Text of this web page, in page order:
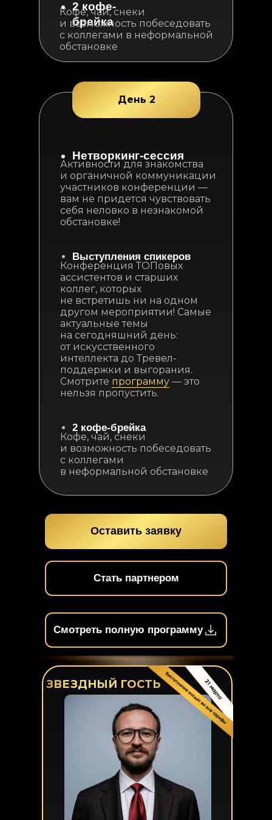
2 кофе-брейка
Выступления спикеров
2 кофе-
брейка
Кофе, чай, снеки
и возможность побеседовать
с коллегами в неформальной
обстановке
Конференция ТОПовых
ассистентов и старших
коллег, которых
не встретишь ни на одном
другом мероприятии! Самые
актуальные темы
на сегодняшний день:
от искусственного
интеллекта до Тревел-
поддержки и выгорания.
Смотрите программу — это
нельзя пропустить.
Кофе, чай, снеки
и возможность побеседовать
с коллегами
в неформальной обстановке
Нетворкинг-сессия
Активности для знакомства
и органичной коммуникации
участников конференции —
вам не придется чувствовать
себя неловко в незнакомой
обстановке!
Стать партнером
Оставить заявку
День 2
Смотреть полную программу
ЗВЕЗДНЫЙ ГОСТЬ